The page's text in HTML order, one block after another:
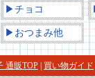
▶チョコ
▶おつまみ他
通販TOP 買い物ガイド